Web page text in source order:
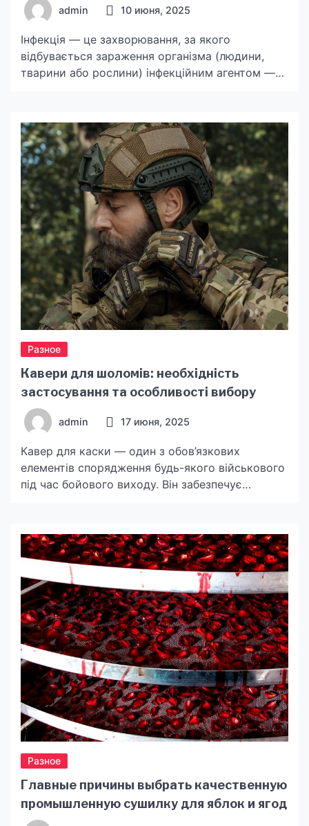
admin 10 июня, 2025
Інфекція — це захворювання, за якого
відбувається зараження організма (людини,
тварини або рослини) інфекційним агентом —
інфікованому організмі. Існує безліч
класифікацій інфекцій. Наприклад, можна
поділити їх на бактеріальні та вірусні. Або ж
виділити за місцем ураження: За способом
передачі: Також інколи виділяють таку […]
Разное
Кавери для шоломів: необхідність
застосування та особливості вибору
admin 17 июня, 2025
Кавер для каски — один з обов’язкових
елементів спорядження будь-якого військового
під час бойового виходу. Він забезпечує
який фіксується на касці. Через спеціальне
забарвлення маскувальний кавер на шолом дає
змогу зробити бійця менш помітним на полі
бою. Водночас наявний вибір допоможе
підібрати […]
Разное
Главные причины выбрать качественную
промышленную сушилку для яблок и ягод